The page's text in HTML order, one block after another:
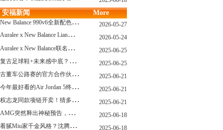
安福新闻 More
N
ew Balance 990v6全新配色发布！总统慢跑鞋再续传奇！ 2026-05-27
A
uralee x New Balance LianMing Kuang Re Bu Jian 2026-05-24
A
uralee x New Balance联名新作公布！主角是这双“小Miu Miu”？ 2025-06-25
复
古足球鞋+未来感中底？Mizuno这次有点东西！ 2025-06-25
古
董车公路赛的官方合作伙伴暨官方计时 非凡新作致敬竞速辉煌 2025-06-21
今
年最好看的Air Jordan 5终于公布发售日了！ 2025-06-21
权
志龙同款项链开卖！猜多少钱？ 2025-06-21
A
MG突然释出神秘预告，新电动超跑要来了？ 2025-06-18
看
腻Miu家千金风格？沈腾的Miu系老干部更适合男生朋友！ 2025-06-18